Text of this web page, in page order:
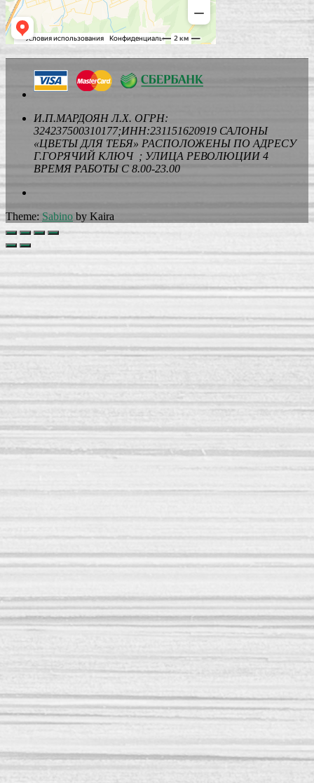
И.П.МАРДОЯН Л.Х. ОГРН:
324237500310177;ИНН:231151620919 САЛОНЫ
«ЦВЕТЫ ДЛЯ ТЕБЯ» РАСПОЛОЖЕНЫ ПО АДРЕСУ
Г.ГОРЯЧИЙ КЛЮЧ ; УЛИЦА РЕВОЛЮЦИИ 4
ВРЕМЯ РАБОТЫ С 8.00-23.00
Theme: Sabino by Kaira